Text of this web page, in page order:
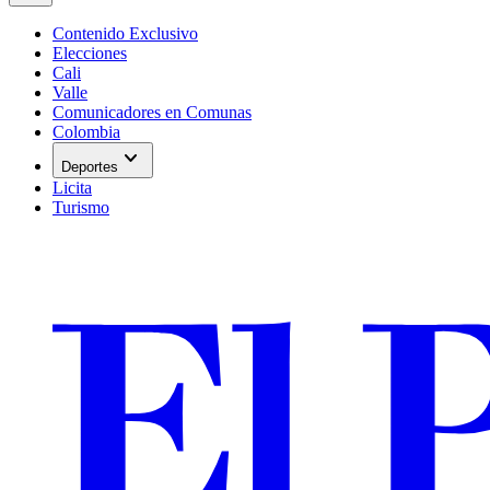
Contenido Exclusivo
Elecciones
Cali
Valle
Comunicadores en Comunas
Colombia
Deportes expand_more
Licita
Turismo